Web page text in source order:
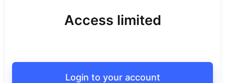
Access limited
Login to your account